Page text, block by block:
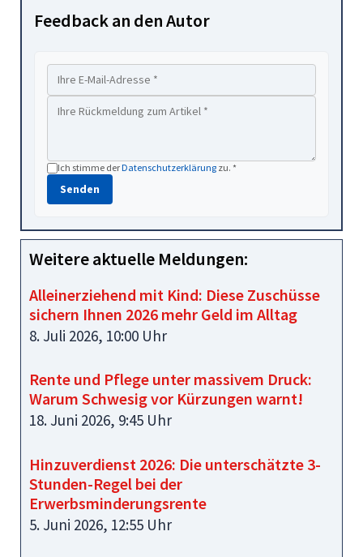
Feedback an den Autor
Ich stimme derDatenschutzerklärung zu. *
Senden
Weitere aktuelle Meldungen:
Alleinerziehend mit Kind: Diese Zuschüsse
sichern Ihnen 2026 mehr Geld im Alltag
8. Juli 2026, 10:00 Uhr
Rente und Pflege unter massivem Druck:
Warum Schwesig vor Kürzungen warnt!
18. Juni 2026, 9:45 Uhr
Hinzuverdienst 2026: Die unterschätzte 3-
Stunden-Regel bei der
Erwerbsminderungsrente
5. Juni 2026, 12:55 Uhr